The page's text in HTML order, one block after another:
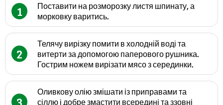
1
Поставити на розморозку листя шпинату, а
морковку варитись.
2
Телячу вирізку помити в холодній воді та
витерти за допомогою паперового рушника.
Гострим ножем вирізати мясо з серединки.
Оливкову олію змішати із приправами та
сіллю і добре змастити всередині та ззовні